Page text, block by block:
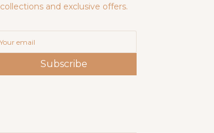
collections and exclusive offers.
Subscribe